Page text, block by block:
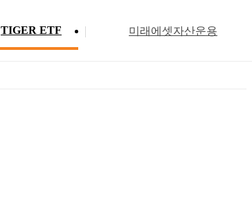
TIGER ETF 미래에셋자산운용
ETF 분배금 현황